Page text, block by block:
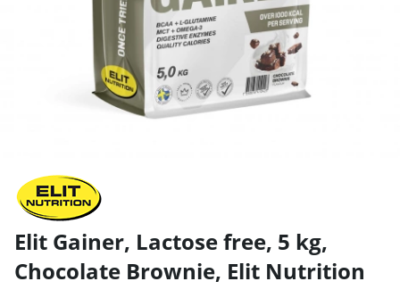
Elit Gainer, Lactose free, 5 kg,
Chocolate Brownie, Elit Nutrition